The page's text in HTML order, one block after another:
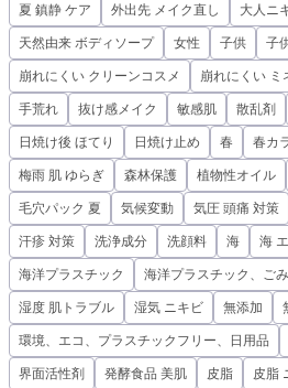
夏 鎮静 ケア 外出先 メイク直し 大人ニ
天然由来 ボディソープ 女性 子供 子
崩れにくい クリーンコスメ 崩れにくい ミ
手荒れ 抜け感メイク 敏感肌 散乱剤
日焼け後 ほてり 日焼け止め 春 春カ
梅雨 肌 ゆらぎ 森林保護 植物性オイル
毛穴パック 夏 気候変動 気圧 頭痛 対策
汗疹 対策 洗浄成分 洗顔料 海 海
海洋プラスチック 海洋プラスチック、ご
湿度 肌トラブル 湿気 ニキビ 無添加
環境、エコ、プラスチックフリー、日用品
界面活性剤 発酵食品 美肌 皮脂 皮脂